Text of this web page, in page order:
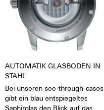
AUTOMATIK GLASBODEN IN
STAHL
Bei unseren see-through-cases
gibt ein blau entspiegeltes
Saphirglas den Blick auf das